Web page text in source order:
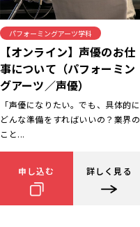
パフォーミングアーツ学科
【オンライン】声優のお仕
事について（パフォーミン
グアーツ／声優）
「声優になりたい。でも、具体的に
どんな準備をすればいいの？業界の
こと...
申し込む 詳しく見る